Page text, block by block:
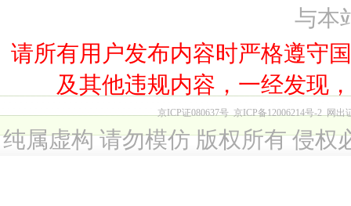
与本
请所有用户发布内容时严格遵守
及其他违规内容，一经发现
京ICP证080637号 京ICP备12006214号-2 网出
纯属虚构 请勿模仿 版权所有 侵权